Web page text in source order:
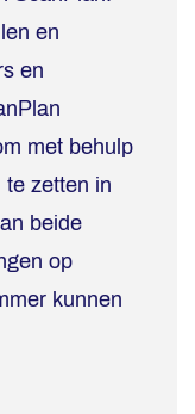
en
en
met behulp
te zetten in
beide
op
kunnen